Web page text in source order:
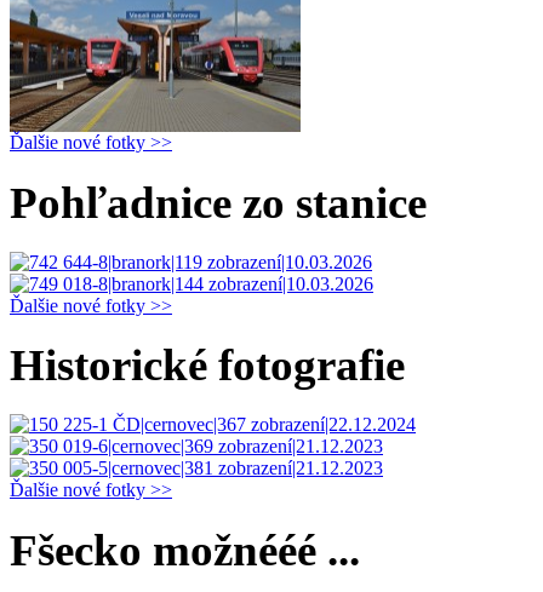
Ďalšie nové fotky >>
Pohľadnice zo stanice
Ďalšie nové fotky >>
Historické fotografie
Ďalšie nové fotky >>
Fšecko možnééé ...